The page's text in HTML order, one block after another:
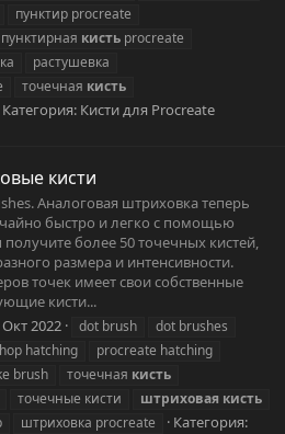
пунктир procreate
пунктирная кисть procreate
растушевка
точечная кисть
Категория: Кисти для Procreate
кисти
Аналоговая штриховка теперь
быстро и легко с помощью
более 50 точечных кистей,
размера и интенсивности.
точек имеет свои собственные
кисти...
Окт 2022 dot brush
dot brushes
hatching
procreate hatching
brush точечная кисть
точечные кисти штриховая кисть
штриховка procreate
Категория: